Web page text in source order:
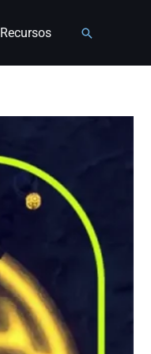
Recursos Buscar